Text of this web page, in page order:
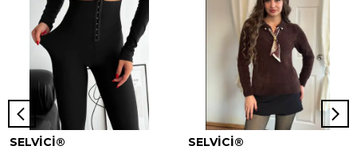
SELVİCİ® SELVİCİ®